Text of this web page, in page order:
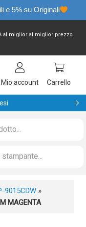
e 5% su Originali
al miglior al miglior prezzo
Mio account Carrello
9015CDW »
MAGENTA